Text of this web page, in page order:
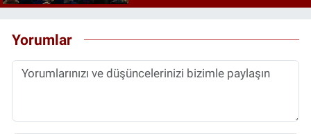
Yorumlar